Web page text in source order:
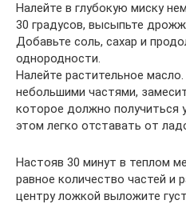
Налейте в глубокую миску
30 градусов, высыпьте
Добавьте соль, сахар и
однородности.
Налейте растительное
небольшими частями,
которое должно получиться
этом легко отставать от
Настояв 30 минут в теплом
равное количество частей и
центру ложкой выложите